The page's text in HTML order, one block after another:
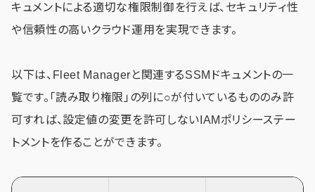
キュメントによる適切な権限制御を行えば、セキュリティ性
や信頼性の高いクラウド運用を実現できます。
以下は、Fleet Managerと関連するSSMドキュメントの一
覧です。「読み取り権限」の列に○が付いているもののみ許
可すれば、設定値の変更を許可しないIAMポリシーステー
トメントを作ることができます。